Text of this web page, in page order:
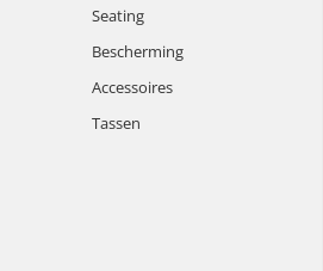
Seating
Bescherming
Accessoires
Tassen